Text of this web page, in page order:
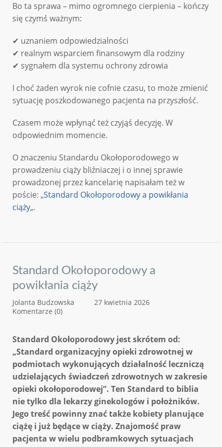
Bo ta sprawa – mimo ogromnego cierpienia – kończy
się czymś ważnym:
✔ uznaniem odpowiedzialności
✔ realnym wsparciem finansowym dla rodziny
✔ sygnałem dla systemu ochrony zdrowia
I choć żaden wyrok nie cofnie czasu, to może zmienić
sytuację poszkodowanego pacjenta na przyszłość.
Czasem może wpłynąć też czyjąś decyzję. W
odpowiednim momencie.
O znaczeniu Standardu Okołoporodowego w
prowadzeniu ciąży bliźniaczej i o innej sprawie
prowadzonej przez kancelarię napisałam też w
poście: „Standard Okołoporodowy a powikłania
ciąży„.
Standard Okołoporodowy a
powikłania ciąży
Jolanta Budzowska
27 kwietnia 2026
Komentarze (0)
Standard Okołoporodowy jest skrótem od:
„Standard organizacyjny opieki zdrowotnej w
podmiotach wykonujących działalność leczniczą
udzielających świadczeń zdrowotnych w zakresie
opieki okołoporodowej”. Ten Standard to biblia
nie tylko dla lekarzy ginekologów i położników.
Jego treść powinny znać także kobiety planujące
ciążę i już będące w ciąży. Znajomość praw
pacjenta w wielu podbramkowych sytuacjach